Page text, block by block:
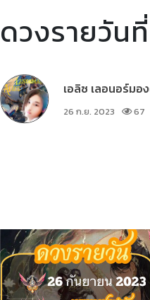
ดวงรายวัน
เอลิซ เลอนอร์มอ
26 ก.ย. 2023
67